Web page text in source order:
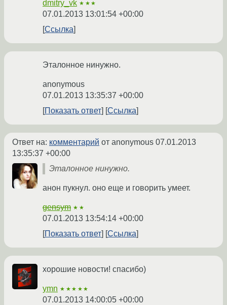
dmitry_vk ★★★
07.01.2013 13:01:54 +00:00
Ссылка
Эталонное нинужно.
anonymous
07.01.2013 13:35:37 +00:00
Показать ответ
Ссылка
Ответ на: комментарий от anonymous 07.01.2013
13:35:37 +00:00
Эталонное нинужно.
анон пукнул. оно еще и говорить умеет.
gensym ★★
07.01.2013 13:54:14 +00:00
Показать ответ
Ссылка
хорошие новости! спасибо)
ymn ★★★★★
07.01.2013 14:00:05 +00:00